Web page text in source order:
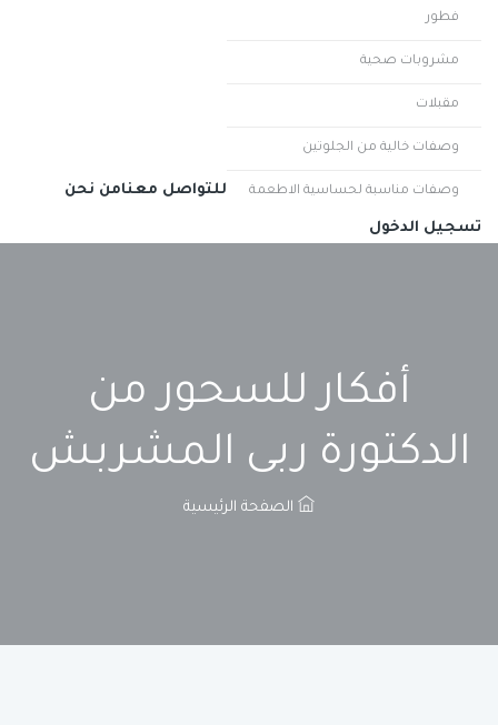
فطور
مشروبات صحية
مقبلات
وصفات خالية من الجلوتين
وصفات مناسبة لحساسية الاطعمة للتواصل معنامن نحن
تسجيل الدخول
أفكار للسحور من
الدكتورة ربى المشربش
الصفحة الرئيسية